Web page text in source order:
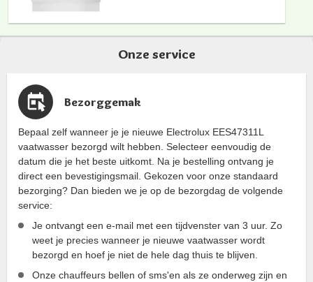
Onze service
Bezorggemak
Bepaal zelf wanneer je je nieuwe Electrolux EES47311L
vaatwasser bezorgd wilt hebben. Selecteer eenvoudig de
datum die je het beste uitkomt. Na je bestelling ontvang je
direct een bevestigingsmail. Gekozen voor onze standaard
bezorging? Dan bieden we je op de bezorgdag de volgende
service:
Je ontvangt een e-mail met een tijdvenster van 3 uur. Zo
weet je precies wanneer je nieuwe vaatwasser wordt
bezorgd en hoef je niet de hele dag thuis te blijven.
Onze chauffeurs bellen of sms'en als ze onderweg zijn en